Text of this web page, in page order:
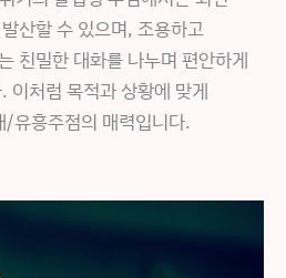
산할 수 있으며, 조용하고
친밀한 대화를 나누며 편안하게
이처럼 목적과 상황에 맞게
유흥주점의 매력입니다.